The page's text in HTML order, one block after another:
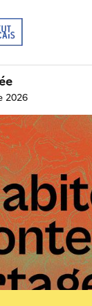
2026